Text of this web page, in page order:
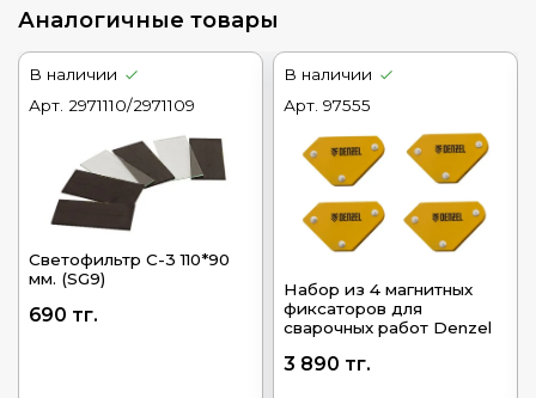
Аналогичные товары
В наличии
Арт. 2971110/2971109
Светофильтр С-3 110*90
мм. (SG9)
690 тг.
В наличии
Арт. 97555
Набор из 4 магнитных
фиксаторов для
сварочных работ Denzel
3 890 тг.